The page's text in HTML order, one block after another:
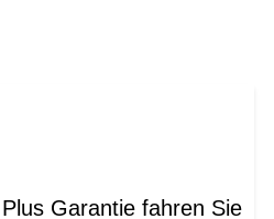
Garantie fahren Sie